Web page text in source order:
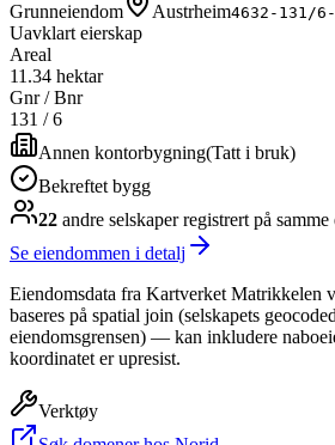
Grunneiendom
Austrheim4632-131/
Uavklart eierskap
Areal
11.34 hektar
Gnr / Bnr
131 /6
Annen kontorbygning(Tatt i bruk)
Bekreftet bygg
22 andre selskaperregistrert på samme
Se eiendommen i detalj
Eiendomsdata fra Kartverket Matrikkelen
baseres på spatial join (selskapets
eiendomsgrensen) — kan inkludere
koordinatet er upresist.
Verktøy